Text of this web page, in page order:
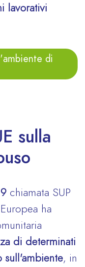
lavorativi
di
sulla
chiamata SUP
ha
di determinati
sull'ambiente, in